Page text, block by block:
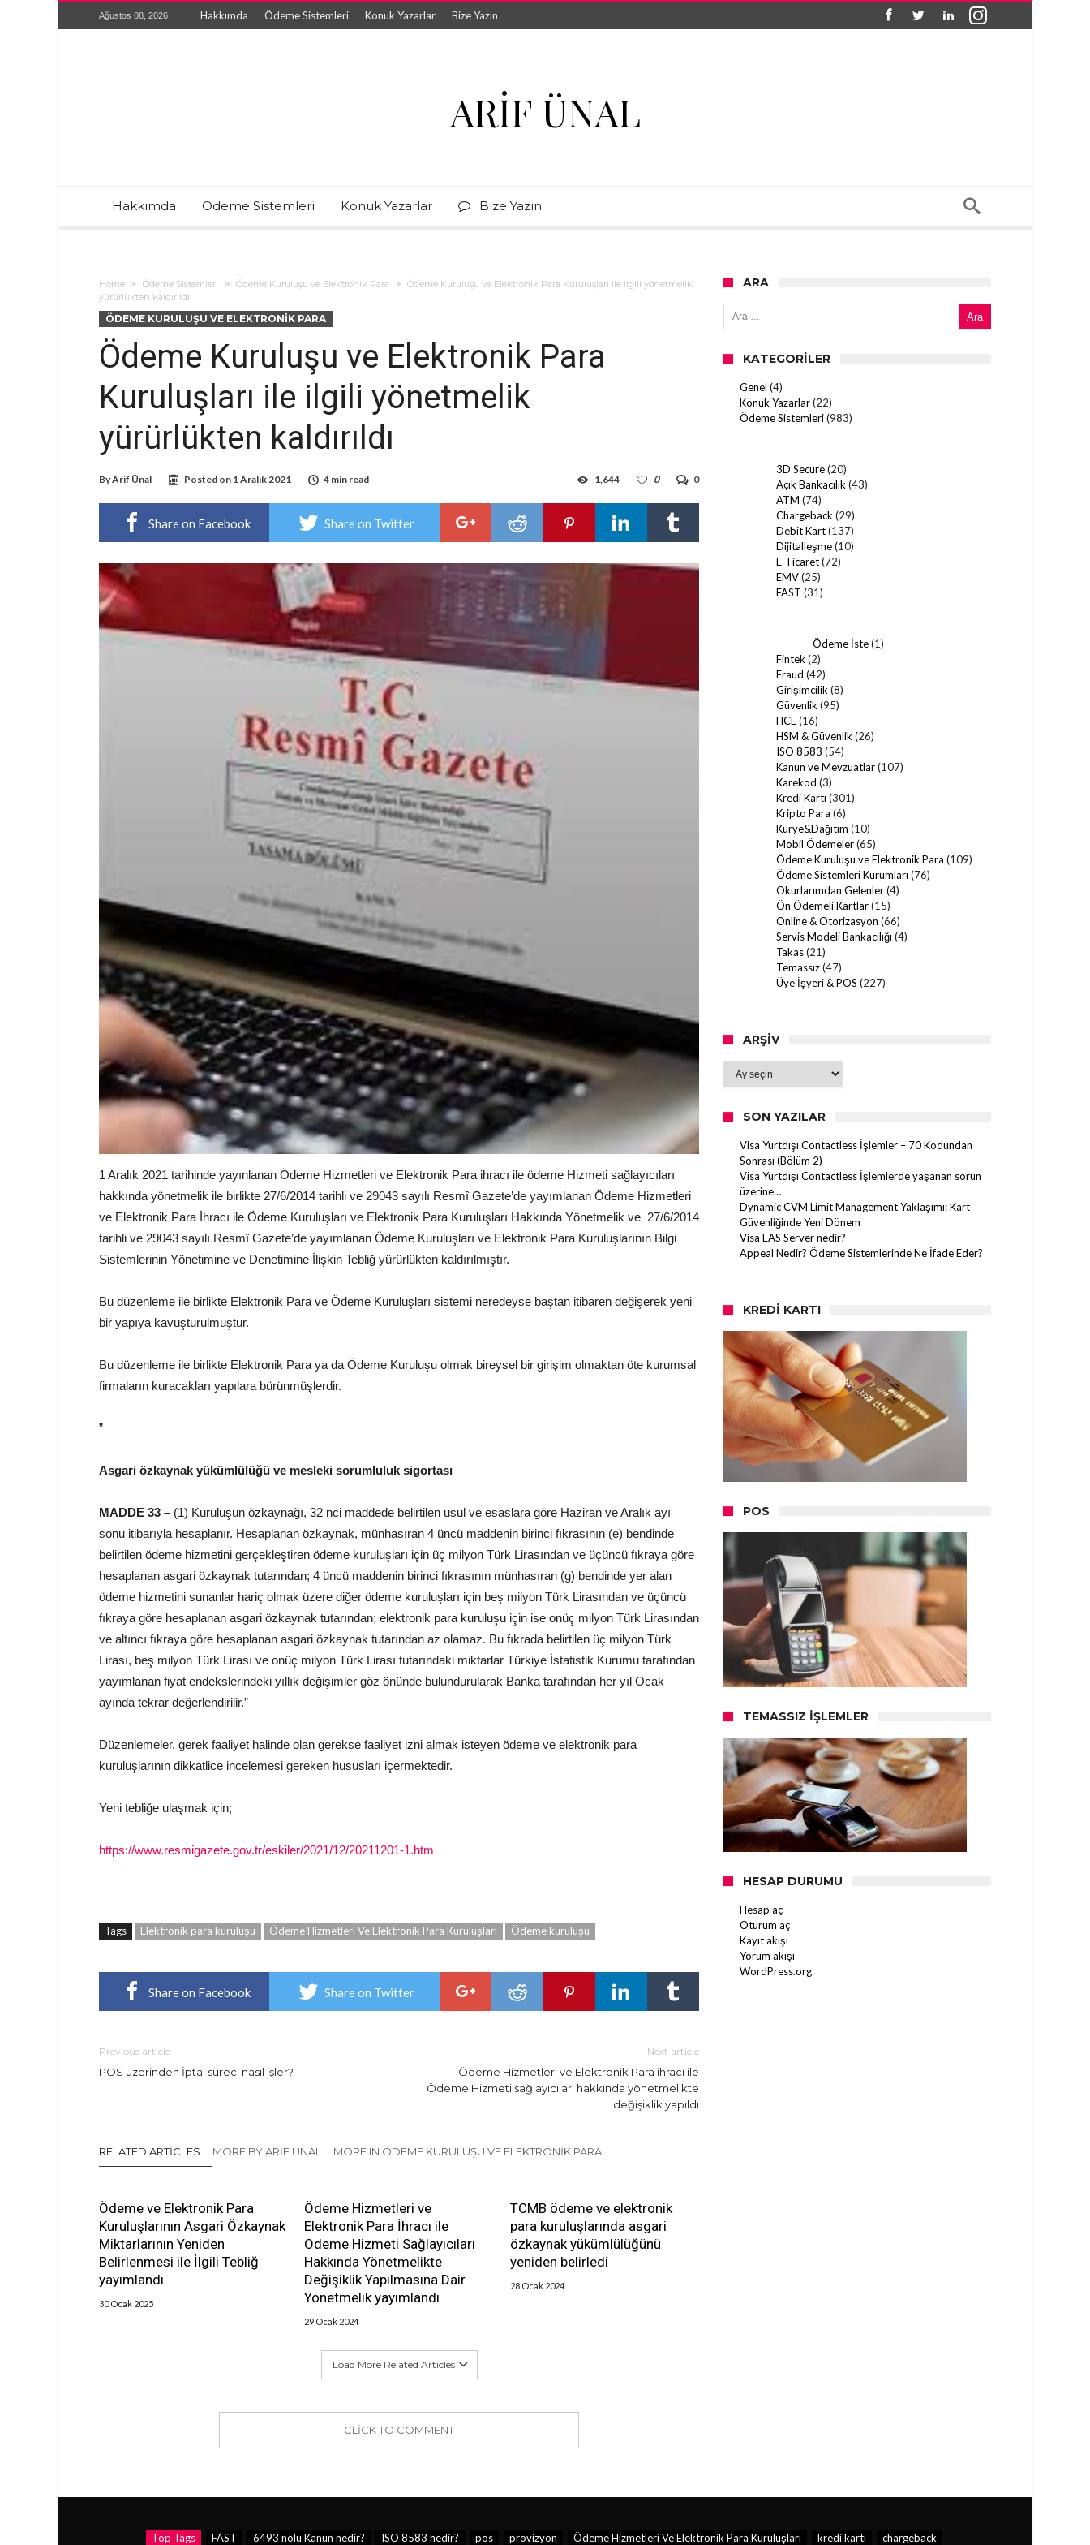
Ağustos 08, 2026 Hakkımda Ödeme Sistemleri Konuk Yazarlar Bize Yazın
ARIF ÜNAL
Hakkımda Ödeme Sistemleri Konuk Yazarlar Bize Yazın
Home Ödeme Sistemleri Ödeme Kuruluşu ve Elektronik Para
Ödeme Kuruluşu ve Elektronik Para Kuruluşları ile ilgili yönetmelik
yürürlükten kaldırıldı
ÖDEME KURULUŞU VE ELEKTRONIK PARA
Ödeme Kuruluşu ve Elektronik Para
Kuruluşları ile ilgili yönetmelik
yürürlükten kaldırıldı
ByArif Ünal Posted on 1 Aralık 2021 4 min read 0
0
1,644
Share on Facebook Share on Twitter
1 Aralık 2021 tarihinde yayınlanan Ödeme Hizmetleri ve Elektronik Para ihracı ile ödeme Hizmeti sağlayıcıları
hakkında yönetmelik ile birlikte 27/6/2014 tarihli ve 29043 sayılı Resmî Gazete’de yayımlanan Ödeme Hizmetleri
ve Elektronik Para İhracı ile Ödeme Kuruluşları ve Elektronik Para Kuruluşları Hakkında Yönetmelik ve 27/6/2014
tarihli ve 29043 sayılı Resmî Gazete’de yayımlanan Ödeme Kuruluşları ve Elektronik Para Kuruluşlarının Bilgi
Sistemlerinin Yönetimine ve Denetimine İlişkin Tebliğ yürürlükten kaldırılmıştır.
Bu düzenleme ile birlikte Elektronik Para ve Ödeme Kuruluşları sistemi neredeyse baştan itibaren değişerek yeni
bir yapıya kavuşturulmuştur.
Bu düzenleme ile birlikte Elektronik Para ya da Ödeme Kuruluşu olmak bireysel bir girişim olmaktan öte kurumsal
firmaların kuracakları yapılara bürünmüşlerdir.
”
Asgari özkaynak yükümlülüğü ve mesleki sorumluluk sigortası
MADDE 33 – (1) Kuruluşun özkaynağı, 32 nci maddede belirtilen usul ve esaslara göre Haziran ve Aralık ayı
sonu itibarıyla hesaplanır. Hesaplanan özkaynak, münhasıran 4 üncü maddenin birinci fıkrasının (e) bendinde
belirtilen ödeme hizmetini gerçekleştiren ödeme kuruluşları için üç milyon Türk Lirasından ve üçüncü fıkraya göre
hesaplanan asgari özkaynak tutarından; 4 üncü maddenin birinci fıkrasının münhasıran (g) bendinde yer alan
ödeme hizmetini sunanlar hariç olmak üzere diğer ödeme kuruluşları için beş milyon Türk Lirasından ve üçüncü
fıkraya göre hesaplanan asgari özkaynak tutarından; elektronik para kuruluşu için ise onüç milyon Türk Lirasından
ve altıncı fıkraya göre hesaplanan asgari özkaynak tutarından az olamaz. Bu fıkrada belirtilen üç milyon Türk
Lirası, beş milyon Türk Lirası ve onüç milyon Türk Lirası tutarındaki miktarlar Türkiye İstatistik Kurumu tarafından
yayımlanan fiyat endekslerindeki yıllık değişimler göz önünde bulundurularak Banka tarafından her yıl Ocak
ayında tekrar değerlendirilir.”
Düzenlemeler, gerek faaliyet halinde olan gerekse faaliyet izni almak isteyen ödeme ve elektronik para
kuruluşlarının dikkatlice incelemesi gereken hususları içermektedir.
Yeni tebliğe ulaşmak için;
https://www.resmigazete.gov.tr/eskiler/2021/12/20211201-1.htm
Tags Elektronik para kuruluşu Ödeme Hizmetleri Ve Elektronik Para Kuruluşları Ödeme kuruluşu
Share on Facebook Share on Twitter
Previous article
POS üzerinden İptal süreci nasıl işler?
Next article
Ödeme Hizmetleri ve Elektronik Para ihracı ile
Ödeme Hizmeti sağlayıcıları hakkında yönetmelikte
değişiklik yapıldı
RELATED ARTICLES MORE BY ARIF ÜNAL MORE IN ÖDEME KURULUŞU VE ELEKTRONIK PARA
Ödeme ve Elektronik Para
Kuruluşlarının Asgari Özkaynak
Miktarlarının Yeniden
Belirlenmesi ile İlgili Tebliğ
yayımlandı
30 Ocak 2025
Ödeme Hizmetleri ve
Elektronik Para İhracı ile
Ödeme Hizmeti Sağlayıcıları
Hakkında Yönetmelikte
Değişiklik Yapılmasına Dair
Yönetmelik yayımlandı
29 Ocak 2024
TCMB ödeme ve elektronik
para kuruluşlarında asgari
özkaynak yükümlülüğünü
yeniden belirledi
28 Ocak 2024
Load More Related Articles
CLICK TO COMMENT
ARA
Arama:
KATEGORILER
Genel (4)
Konuk Yazarlar(22)
Ödeme Sistemleri(983)
3D Secure(20)
Açık Bankacılık (43)
ATM (74)
Chargeback (29)
Debit Kart(137)
Dijitalleşme(10)
E-Ticaret(72)
EMV(25)
FAST (31)
Ödeme İste(1)
Fintek (2)
Fraud (42)
Girişimcilik (8)
Güvenlik (95)
HCE(16)
HSM & Güvenlik (26)
ISO 8583 (54)
Kanun ve Mevzuatlar(107)
Karekod (3)
Kredi Kartı (301)
Kripto Para (6)
Kurye&Dağıtım (10)
Mobil Ödemeler(65)
Ödeme Kuruluşu ve Elektronik Para (109)
Ödeme Sistemleri Kurumları (76)
Okurlarımdan Gelenler(4)
Ön Ödemeli Kartlar(15)
Online & Otorizasyon (66)
Servis Modeli Bankacılığı (4)
Takas(21)
Temassız(47)
Üye İşyeri & POS (227)
ARŞIV
SON YAZILAR
Visa Yurtdışı Contactless İşlemler – 70 Kodundan
Sonrası (Bölüm 2)
Visa Yurtdışı Contactless İşlemlerde yaşanan sorun
üzerine…
Dynamic CVM Limit Management Yaklaşımı: Kart
Güvenliğinde Yeni Dönem
Visa EAS Server nedir?
Appeal Nedir? Ödeme Sistemlerinde Ne İfade Eder?
KREDI KARTI
POS
TEMASSIZ İŞLEMLER
HESAP DURUMU
Hesap aç
Oturum aç
Kayıt akışı
Yorum akışı
WordPress.org
Top Tags FAST 6493 nolu Kanun nedir? ISO 8583 nedir? pos provizyon Ödeme Hizmetleri Ve Elektronik Para Kuruluşları kredi kartı chargeback